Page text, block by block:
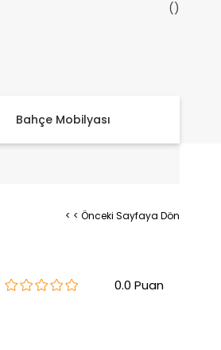
Bahçe Mobilyası
< < Önceki Sayfaya Dön
0.0